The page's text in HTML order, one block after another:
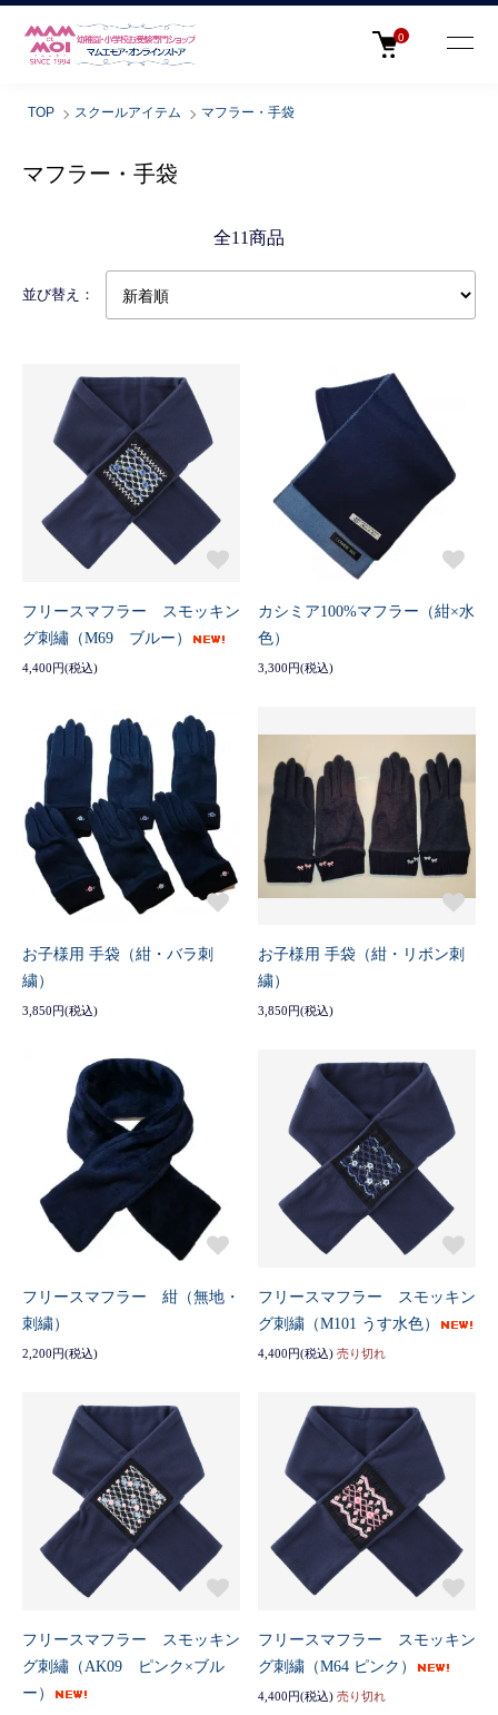
0
TOP スクールアイテム マフラー・手袋
マフラー・手袋
全11商品
並び替え：
フリースマフラー スモッキン
グ刺繡（M69 ブルー）
4,400円(税込)
カシミア100%マフラー（紺×水
色）
3,300円(税込)
お子様用 手袋（紺・バラ刺
繍）
3,850円(税込)
お子様用 手袋（紺・リボン刺
繍）
3,850円(税込)
フリースマフラー 紺（無地・
刺繍）
2,200円(税込)
フリースマフラー スモッキン
グ刺繍（M101 うす水色）
4,400円(税込) 売り切れ
フリースマフラー スモッキン
グ刺繡（AK09 ピンク×ブル
ー）
フリースマフラー スモッキン
グ刺繍（M64 ピンク）
4,400円(税込) 売り切れ